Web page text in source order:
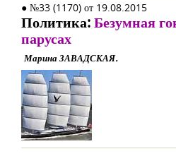
● №33 (1170) от 19.08.2015
Политика:Безумная
парусах
Марина ЗАВАДСКАЯ.